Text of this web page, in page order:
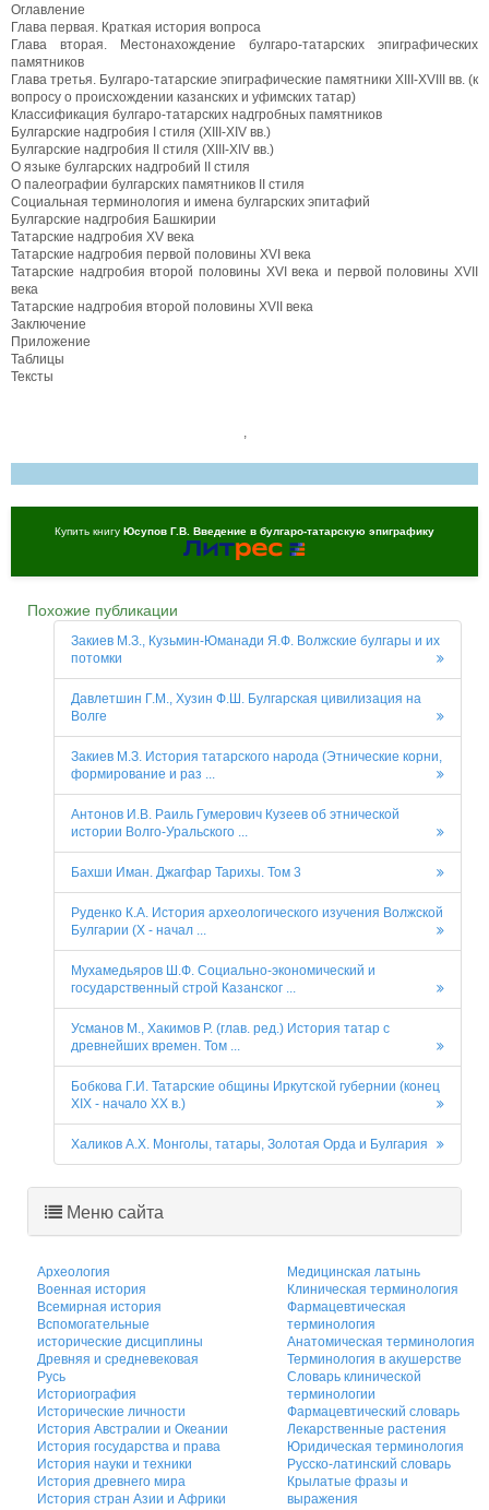
Оглавление
Глава первая. Краткая история вопроса
Глава вторая. Местонахождение булгаро-татарских эпиграфических
памятников
Глава третья. Булгаро-татарские эпиграфические памятники XIII-XVIII вв. (к
вопросу о происхождении казанских и уфимских татар)
Классификация булгаро-татарских надгробных памятников
Булгарские надгробия I стиля (XIII-XIV вв.)
Булгарские надгробия II стиля (XIII-XIV вв.)
О языке булгарских надгробий II стиля
О палеографии булгарских памятников II стиля
Социальная терминология и имена булгарских эпитафий
Булгарские надгробия Башкирии
Татарские надгробия XV века
Татарские надгробия первой половины XVI века
Татарские надгробия второй половины XVI века и первой половины XVII
века
Татарские надгробия второй половины XVII века
Заключение
Приложение
Таблицы
Тексты
,
Купить книгу Юсупов Г.В. Введение в булгаро-татарскую эпиграфику
Похожие публикации
Закиев М.З., Кузьмин-Юманади Я.Ф. Волжские булгары и их
потомки
Давлетшин Г.М., Хузин Ф.Ш. Булгарская цивилизация на
Волге
Закиев М.З. История татарского народа (Этнические корни,
формирование и раз ...
Антонов И.В. Раиль Гумерович Кузеев об этнической
истории Волго-Уральского ...
Бахши Иман. Джагфар Тарихы. Том 3
Руденко К.А. История археологического изучения Волжской
Булгарии (X - начал ...
Мухамедьяров Ш.Ф. Социально-экономический и
государственный строй Казанског ...
Усманов М., Хакимов Р. (глав. ред.) История татар с
древнейших времен. Том ...
Бобкова Г.И. Татарские общины Иркутской губернии (конец
XIX - начало XX в.)
Халиков А.Х. Монголы, татары, Золотая Орда и Булгария
Меню сайта
Археология
Военная история
Всемирная история
Вспомогательные
исторические дисциплины
Древняя и средневековая
Русь
Историография
Исторические личности
История Австралии и Океании
История государства и права
История науки и техники
История древнего мира
История стран Азии и Африки
Медицинская латынь
Клиническая терминология
Фармацевтическая
терминология
Анатомическая терминология
Терминология в акушерстве
Словарь клинической
терминологии
Фармацевтический словарь
Лекарственные растения
Юридическая терминология
Русско-латинский словарь
Крылатые фразы и
выражения